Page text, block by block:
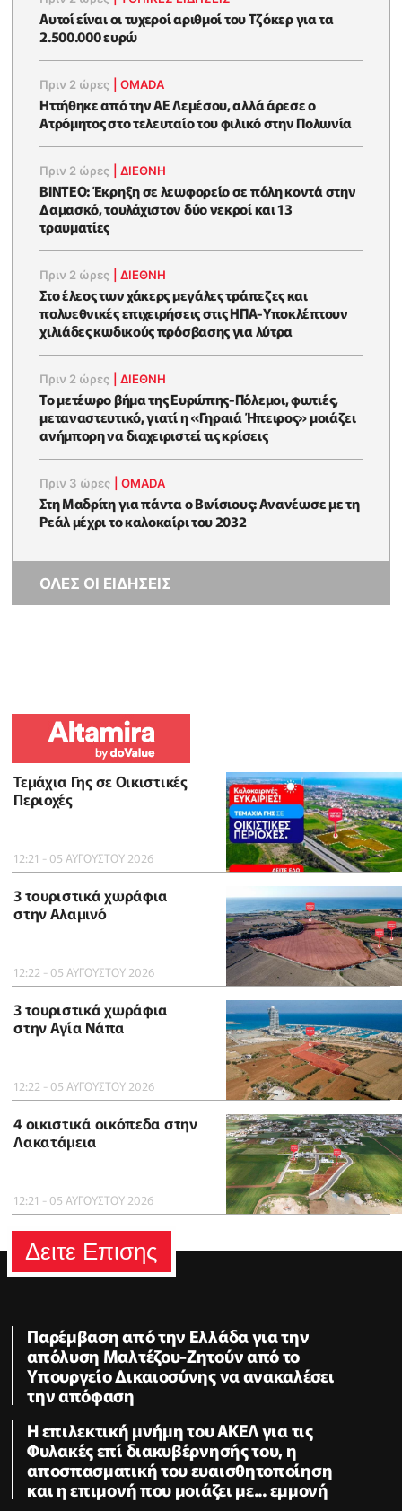
Αυτοί είναι οι τυχεροί αριθμοί του Τζόκερ για τα
2.500.000 ευρώ
Πριν 2 ώρες |OMADA
Ηττήθηκε από την ΑΕ Λεμέσου, αλλά άρεσε ο
Ατρόμητος στο τελευταίο του φιλικό στην Πολωνία
Πριν 2 ώρες |ΔΙΕΘΝΗ
ΒΙΝΤΕΟ: Έκρηξη σε λεωφορείο σε πόλη κοντά στην
Δαμασκό, τουλάχιστον δύο νεκροί και 13
τραυματίες
Πριν 2 ώρες |ΔΙΕΘΝΗ
Στο έλεος των χάκερς μεγάλες τράπεζες και
πολυεθνικές επιχειρήσεις στις ΗΠΑ-Υποκλέπτουν
χιλιάδες κωδικούς πρόσβασης για λύτρα
Πριν 2 ώρες |ΔΙΕΘΝΗ
Το μετέωρο βήμα της Ευρώπης-Πόλεμοι, φωτιές,
μεταναστευτικό, γιατί η «Γηραιά Ήπειρος» μοιάζει
ανήμπορη να διαχειριστεί τις κρίσεις
Πριν 3 ώρες |OMADA
Στη Μαδρίτη για πάντα ο Βινίσιους: Ανανέωσε με τη
Ρεάλ μέχρι το καλοκαίρι του 2032
ΟΛΕΣ ΟΙ ΕΙΔΗΣΕΙΣ
Τεμάχια Γης σε Οικιστικές
Περιοχές
12:21 - 05 ΑΥΓΟΥΣΤΟΥ 2026
3 τουριστικά χωράφια
στην Αλαμινό
12:22 - 05 ΑΥΓΟΥΣΤΟΥ 2026
3 τουριστικά χωράφια
στην Αγία Νάπα
12:22 - 05 ΑΥΓΟΥΣΤΟΥ 2026
4 οικιστικά οικόπεδα στην
Λακατάμεια
12:21 - 05 ΑΥΓΟΥΣΤΟΥ 2026
Δειτε Επισης
Παρέμβαση από την Ελλάδα για την
απόλυση Μαλτέζου-Ζητούν από το
Υπουργείο Δικαιοσύνης να ανακαλέσει
την απόφαση
Η επιλεκτική μνήμη του ΑΚΕΛ για τις
Φυλακές επί διακυβέρνησής του, η
αποσπασματική του ευαισθητοποίηση
και η επιμονή που μοιάζει με... εμμονή